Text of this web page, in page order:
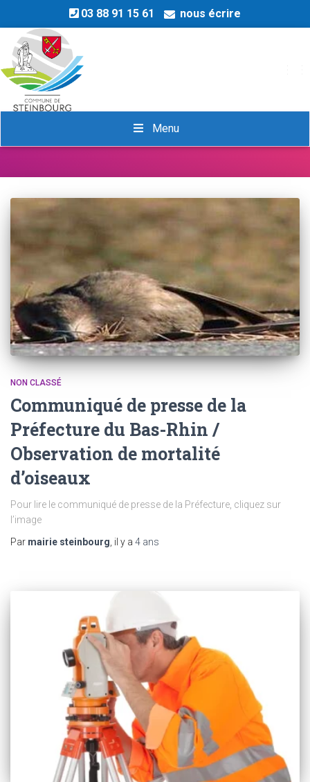
03 88 91 15 61 nous écrire
Menu
janvier 2023
NON CLASSÉ
Communiqué de presse de la
Préfecture du Bas-Rhin /
Observation de mortalité
d’oiseaux
Pour lire le communiqué de presse de la Préfecture, cliquez sur
l’image
Par mairie steinbourg , il y a 4 ans